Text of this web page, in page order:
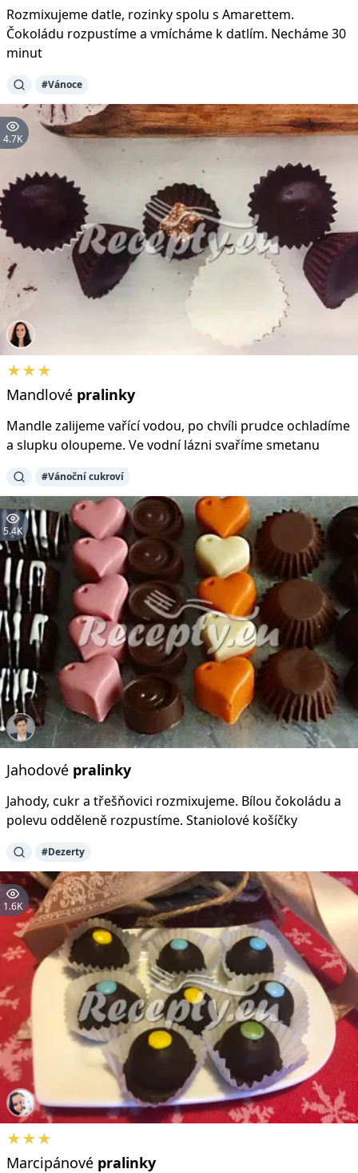
Rozmixujeme datle, rozinky spolu s Amarettem.
Čokoládu rozpustíme a vmícháme k datlím. Necháme 30
minut
#Vánoce
4.7K
★★★
Mandlové pralinky
Mandle zalijeme vařící vodou, po chvíli prudce ochladíme
a slupku oloupeme. Ve vodní lázni svaříme smetanu
#Vánoční cukroví
5.4K
Jahodové pralinky
Jahody, cukr a třešňovici rozmixujeme. Bílou čokoládu a
polevu odděleně rozpustíme. Staniolové košíčky
#Dezerty
1.6K
★★★
Marcipánové pralinky